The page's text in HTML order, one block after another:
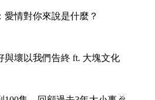
愛情對你來說是什麼？
與壞以我們告終 ft. 大塊文化